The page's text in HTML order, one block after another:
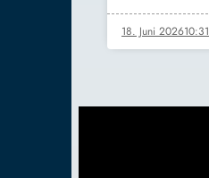
18. Juni 202610:31